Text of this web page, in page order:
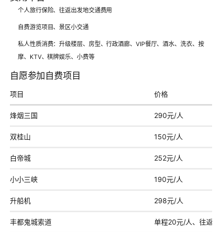
个人旅行保险、往返出发地交通费用
自费游览项目、景区小交通
私人性质消费：升级楼层、房型、行政酒廊、VIP餐厅、酒水、洗衣、按
摩、KTV、棋牌娱乐、小费等
自愿参加自费项目
项目 价格
烽烟三国 290元/人
双桂山 150元/人
白帝城 252元/人
小小三峡 190元/人
升船机 298元/人
丰都鬼城索道 单程20元/人、往返